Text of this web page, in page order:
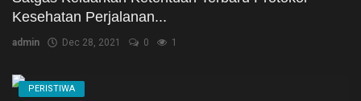
Kesehatan Perjalanan...
admin Dec 28, 2021 0 1
PERISTIWA